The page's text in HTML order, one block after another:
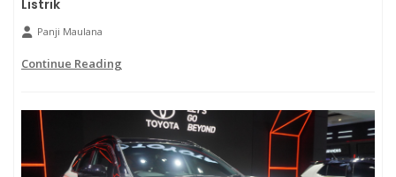
Listrik
Panji Maulana
Continue Reading